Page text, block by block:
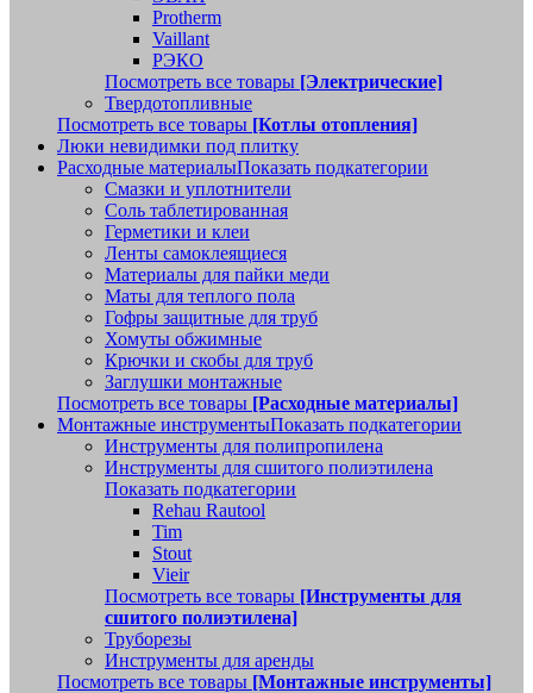
Protherm
Vaillant
РЭКО
Посмотреть все товары [Электрические]
Твердотопливные
Посмотреть все товары [Котлы отопления]
Люки невидимки под плитку
Расходные материалыПоказать подкатегории
Смазки и уплотнители
Соль таблетированная
Герметики и клеи
Ленты самоклеящиеся
Материалы для пайки меди
Маты для теплого пола
Гофры защитные для труб
Хомуты обжимные
Крючки и скобы для труб
Заглушки монтажные
Посмотреть все товары [Расходные материалы]
Монтажные инструментыПоказать подкатегории
Инструменты для полипропилена
Инструменты для сшитого полиэтилена
Показать подкатегории
Rehau Rautool
Tim
Stout
Vieir
Посмотреть все товары [Инструменты для
сшитого полиэтилена]
Труборезы
Инструменты для аренды
Посмотреть все товары [Монтажные инструменты]